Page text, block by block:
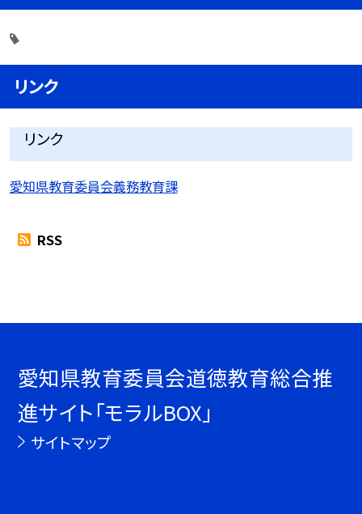
リンク
リンク
愛知県教育委員会義務教育課
RSS
愛知県教育委員会道徳教育総合推
進サイト「モラルBOX」
サイトマップ